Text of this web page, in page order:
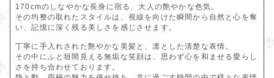
08/29(土)
08/30(日)
08/31(月)
170cmのしなやかな長身に宿る、大人の艶やかな色気。
その均整の取れたスタイルは、視線を向けた瞬間から自然と心を奪
い、記憶に深く残る美しさを感じさせます。
丁寧に手入れされた艶やかな美髪と、凛とした清楚な表情。
その中にふと垣間見える無垢な笑顔は、思わず心を和ませる愛らし
さを持ち合わせております。